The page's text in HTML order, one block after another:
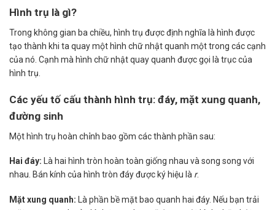
Hình trụ là gì?
Trong không gian ba chiều, hình trụ được định nghĩa là hình được
tạo thành khi ta quay một hình chữ nhật quanh một trong các cạnh
của nó. Cạnh mà hình chữ nhật quay quanh được gọi là trục của
hình trụ.
Các yếu tố cấu thành hình trụ: đáy, mặt xung quanh,
đường sinh
Một hình trụ hoàn chỉnh bao gồm các thành phần sau:
Hai đáy: Là hai hình tròn hoàn toàn giống nhau và song song với
nhau. Bán kính của hình tròn đáy được ký hiệu là r.
Mặt xung quanh: Là phần bề mặt bao quanh hai đáy. Nếu bạn trải